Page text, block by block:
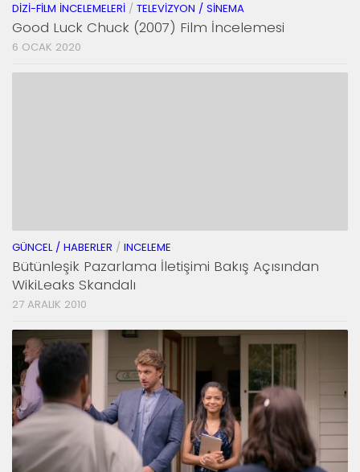
DIZI-FILM İNCELEMELERI / TELEVIZYON / SINEMA
Good Luck Chuck (2007) Film İncelemesi
6 OCAK 2020
GÜNCEL / HABERLER / INCELEME
Bütünleşik Pazarlama İletişimi Bakış Açısından
WikiLeaks Skandalı
27 ARALIK 2010